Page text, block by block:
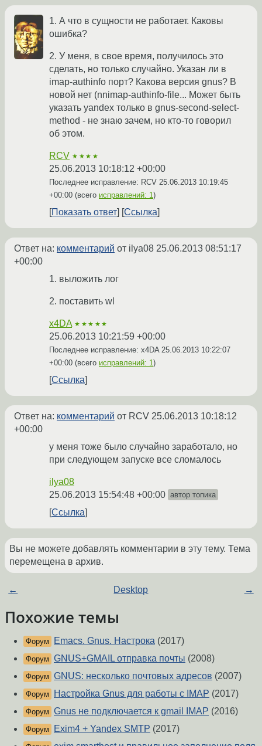
1. А что в сущности не работает. Каковы
ошибка?
2. У меня, в свое время, получилось это
сделать, но только случайно. Указан ли в
imap-authinfo порт? Какова версия gnus? В
новой нет (nnimap-authinfo-file... Может быть
указать yandex только в gnus-second-select-
method - не знаю зачем, но кто-то говорил
об этом.
RCV ★★★★
25.06.2013 10:18:12 +00:00
Последнее исправление: RCV 25.06.2013 10:19:45
+00:00 (всего исправлений: 1)
Показать ответ Ссылка
Ответ на: комментарий от ilya08 25.06.2013 08:51:17
+00:00
1. выложить лог
2. поставить wl
x4DA ★★★★★
25.06.2013 10:21:59 +00:00
Последнее исправление: x4DA 25.06.2013 10:22:07
+00:00 (всего исправлений: 1)
Ссылка
Ответ на: комментарий от RCV 25.06.2013 10:18:12
+00:00
у меня тоже было случайно заработало, но
при следующем запуске все сломалось
ilya08
25.06.2013 15:54:48 +00:00 автор топика
Ссылка
Вы не можете добавлять комментарии в эту тему. Тема
перемещена в архив.
← Desktop →
Похожие темы
Форум Emacs. Gnus. Настрока (2017)
Форум GNUS+GMAIL отправка почты (2008)
Форум GNUS: несколько почтовых адресов (2007)
Форум Настройка Gnus для работы с IMAP (2017)
Форум Gnus не подключается к gmail IMAP (2016)
Форум Exim4 + Yandex SMTP (2017)